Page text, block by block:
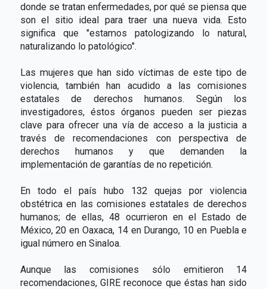
donde se tratan enfermedades, por qué se piensa que
son el sitio ideal para traer una nueva vida. Esto
significa que "estamos patologizando lo natural,
naturalizando lo patológico".
Las mujeres que han sido víctimas de este tipo de
violencia, también han acudido a las comisiones
estatales de derechos humanos. Según los
investigadores, éstos órganos pueden ser piezas
clave para ofrecer una vía de acceso a la justicia a
través de recomendaciones con perspectiva de
derechos humanos y que demanden la
implementación de garantías de no repetición.
En todo el país hubo 132 quejas por violencia
obstétrica en las comisiones estatales de derechos
humanos; de ellas, 48 ocurrieron en el Estado de
México, 20 en Oaxaca, 14 en Durango, 10 en Puebla e
igual número en Sinaloa.
Aunque las comisiones sólo emitieron 14
recomendaciones, GIRE reconoce que éstas han sido